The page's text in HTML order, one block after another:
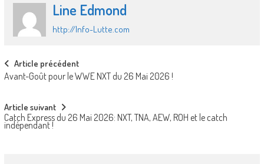
Line Edmond
http://Info-Lutte.com
Post
navigation
Article précédent
Avant-Goût pour le WWE NXT du 26 Mai 2026 !
Article suivant
Catch Express du 26 Mai 2026: NXT, TNA, AEW, ROH et le catch
indépendant !